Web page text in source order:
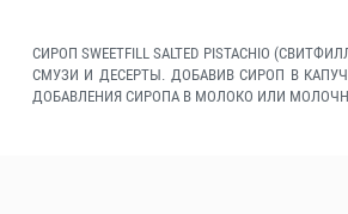
СИРОП SWEETFILL SALTED PISTACHIO
СМУЗИ И ДЕСЕРТЫ. ДОБАВИВ СИРОП В
ДОБАВЛЕНИЯ СИРОПА В МОЛОКО ИЛИ